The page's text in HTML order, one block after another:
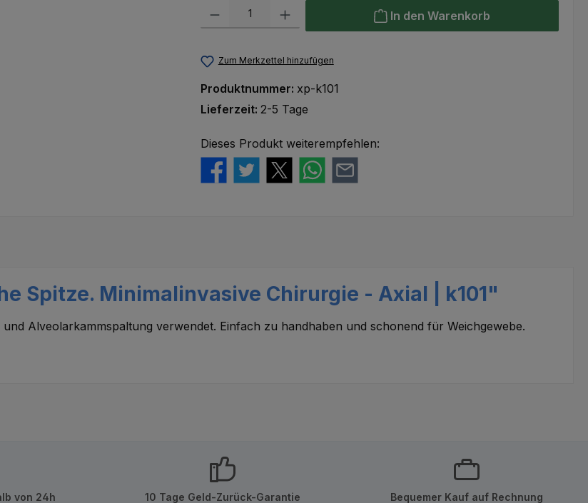
Produkt Anzahl: Gib den gewünschten Wert ein oder benutze die Schaltflächen
In den Warenkorb
Zum Merkzettel hinzufügen
Produktnummer: xp-k101
Lieferzeit: 2-5 Tage
Dieses Produkt weiterempfehlen:
Spitze. Minimalinvasive Chirurgie - Axial | k101"
Alveolarkammspaltung verwendet. Einfach zu handhaben und schonend für Weichgewebe.
von 24h 10 Tage Geld-Zurück-Garantie Bequemer Kauf auf Rechnung